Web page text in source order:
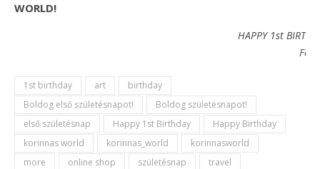
WORLD!
HAPPY 1st
1st birthday art
birthday
Boldog első születésnapot!
Boldog születésnapot!
első születésnap
Happy 1st Birthday
Happy Birthday
korinnas world
korinnas_world
korinnasworld
more
online shop születésnap
travel